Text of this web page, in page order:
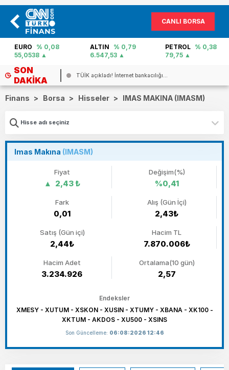
CANLI BORSA
EURO
% 0,08
55,0538
ALTIN % 0,79
6.547,53
PETROL % 0,38
79,75
SON
DAKIKA
TÜİK açıkladı! İnternet bankacılığı...
Finans > Borsa > Hisseler > IMAS MAKINA (IMASM)
Imas Makına (IMASM)
Fiyat
2,43 ₺
Değişim(%)
%0,41
Fark
0,01
Alış (Gün İçi)
2,43₺
Satış (Gün içi)
2,44₺
Hacim TL
7.870.006₺
Hacim Adet
3.234.926
Ortalama(10 gün)
2,57
Endeksler
XMESY - XUTUM - XSKON - XUSIN - XTUMY - XBANA - XK100 -
XKTUM - AKDOS - XU500 - XSINS
Son Güncelleme: 06:08:2026 12:46